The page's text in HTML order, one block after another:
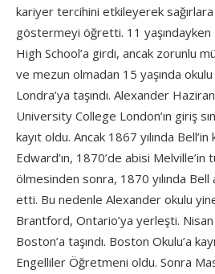
kariyer tercihini etkileyerek sağırlara
göstermeyi öğretti. 11 yaşındayken
High School’a girdi, ancak zorunlu
ve mezun olmadan 15 yaşında okulu
Londra’ya taşındı. Alexander
University College London’ın giriş
kayıt oldu. Ancak 1867 yılında
Edward’ın, 1870’de abisi
ölmesinden sonra, 1870 yılında Bell
etti. Bu nedenle Alexander okulu
Brantford, Ontario’ya yerleşti.
Boston’a taşındı. Boston Okulu’a
Engelliler Öğretmeni oldu. Sonra